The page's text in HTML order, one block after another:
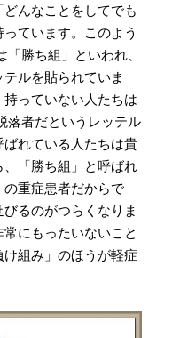
んなことをしてでも
ています。このよう
勝ち組」といわれ、
ルを貼られていま
っていない人たちは
落者だというレッテル
れている人たちは貴
「勝ち組」と呼ばれ
重症患者だからで
るのがつらくなりま
にもったいないこと
組み」のほうが軽症